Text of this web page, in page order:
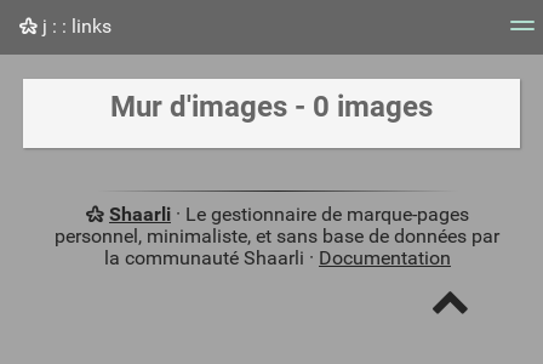
j : : links
Nuage de tags Mur d'images Quotidien Flux
Mur d'images - 0 images
Shaarli· Le gestionnaire de marque-pages
personnel, minimaliste, et sans base de données par
la communauté Shaarli · Documentation